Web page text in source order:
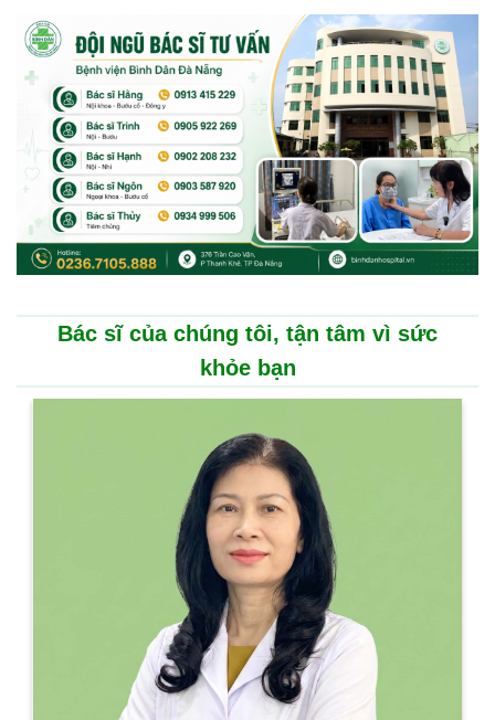
Bác sĩ của chúng tôi, tận tâm vì sức
khỏe bạn